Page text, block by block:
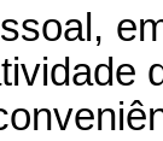
em